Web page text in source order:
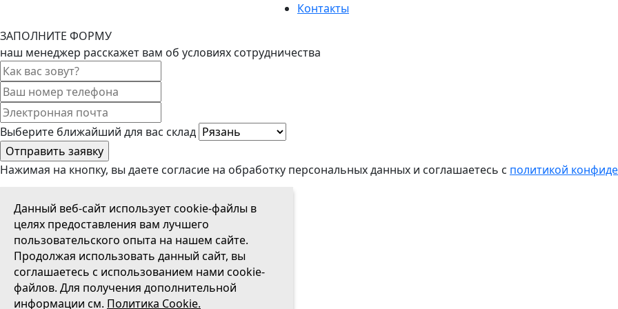
Контакты
ЗАПОЛНИТЕ ФОРМУ
наш менеджер расскажет вам об условиях сотрудничества
Выберите ближайший для вас склад
Нажимая на кнопку, вы даете согласие на обработку персональных данных и соглашаетесь с политикой
СКАЧАЙТЕ ПРАЙС-ЛИСТ С ОПТОВЫМИ ЦЕНАМИ
Ссылку на скачивание пришлет менеджер.
Выберите ближайший для вас склад
Данный веб-сайт использует cookie-файлы в
целях предоставления вам лучшего
пользовательского опыта на нашем сайте.
Продолжая использовать данный сайт, вы
соглашаетесь с использованием нами cookie-
файлов. Для получения дополнительной
информации см. Политика Cookie.